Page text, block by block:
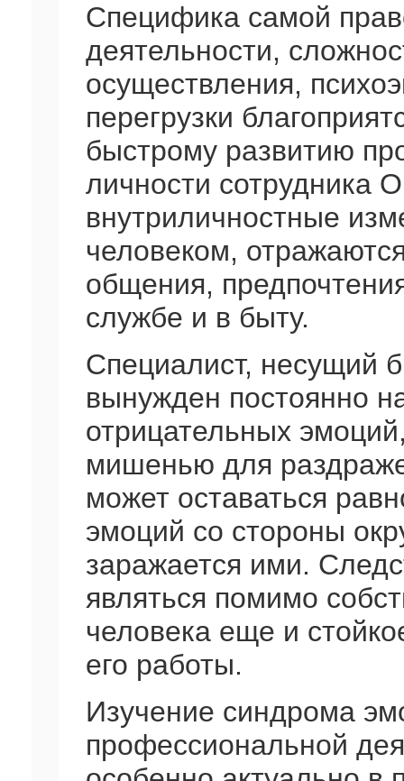
Специфика самой
деятельности,
осуществления,
перегрузки
быстрому развитию
личности сотрудника
внутриличностные
человеком,
общения,
службе и в быту.
Специалист, несущий
вынужден постоянно
отрицательных
мишенью для
может оставаться
эмоций со стороны
заражается ими.
являться помимо
человека еще и
его работы.
Изучение синдрома
профессиональной